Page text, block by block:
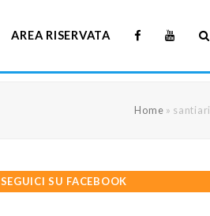
AREA RISERVATA
Home » santiari
SEGUICI SU FACEBOOK